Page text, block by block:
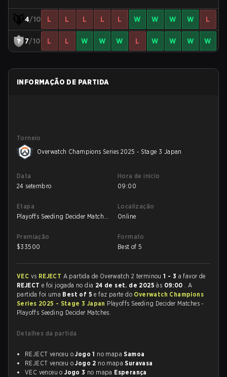
4/10 L L L L L W W W W L
7/10 L L W W W L W W W W
INFORMAÇÃO DE PARTIDA
Torneio
Overwatch Champions Series 2025 - Stage 3 Japan
Data
24 setembro
Hora de início
09:00
Etapa
Playoffs Seeding Decider Matches
Matches
Localização
Online
Premiação
$33500
Formato
Best of 5
VEC vs REJECT A partida de Overwatch 2 terminou1 - 3 a favor de
REJECT e foi jogada no dia 24 de set. de 2025às 09:00 . A
partida foi uma Best of 5e faz parte do Overwatch Champions
Series 2025 - Stage 3 Japan Playoffs Seeding Decider Matches -
Playoffs Seeding Decider Matches.
Detalhes da partida
REJECT venceu oJogo 1 no mapaSamoa
REJECT venceu oJogo 2 no mapaSuravasa
VEC venceu oJogo 3 no mapa Esperança